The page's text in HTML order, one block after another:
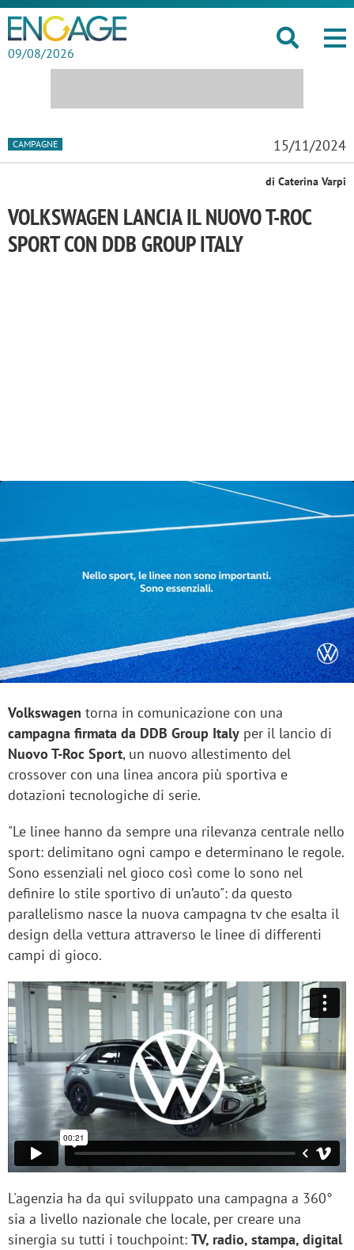
09/08/2026
CAMPAGNE 15/11/2024
di Caterina Varpi
VOLKSWAGEN LANCIA IL NUOVO T-ROC
SPORT CON DDB GROUP ITALY
Volkswagen torna in comunicazione con una
campagna firmata da DDB Group Italy per il lancio di
Nuovo T-Roc Sport, un nuovo allestimento del
crossover con una linea ancora più sportiva e
dotazioni tecnologiche di serie.
"Le linee hanno da sempre una rilevanza centrale nello
sport: ​delimitano ogni campo e determinano le regole.
Sono essenziali nel gioco così come lo sono nel
definire lo stile sportivo di un’auto": da questo
parallelismo nasce la nuova campagna tv che esalta il
design della vettura attraverso le linee di differenti
campi di gioco.
L'agenzia ha da qui sviluppato una campagna a 360°
sia a livello nazionale che locale, per creare una
sinergia su tutti i touchpoint: TV, radio, stampa, digital